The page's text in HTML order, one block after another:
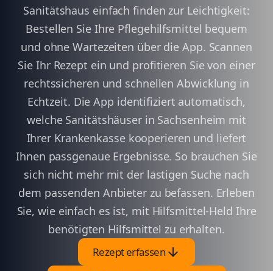
Sanitätshaus einfach finden zur Leichtigkeit:
Bestellen Sie Ihre Pflegehilfsmittel bequem
und ohne Wartezeiten über die App. Scannen
Sie Ihr Rezept ein und profitieren Sie von einer
rechtssicheren und schnellen Abwicklung in
Echtzeit. Die App identifiziert automatisch,
welche Sanitätshäuser in Sachsenheim mit
Ihrer Krankenkasse kooperieren und liefert
Ihnen passgenaue Ergebnisse. So brauchen Sie
sich nicht mehr mit der lästigen Suche nach
dem passenden Anbieter zu befassen. Erleben
Sie, wie einfach es ist, mit Hilfsmittel-Held Ihre
benötigten Hilfsmittel zu erhalten.
Rezept erfassenarrow_downward